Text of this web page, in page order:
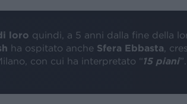
loro quindi, a 5 anni dalla fine della
ha ospitato anche Sfera Ebbasta ,
con cui ha interpretato “15 piani”.